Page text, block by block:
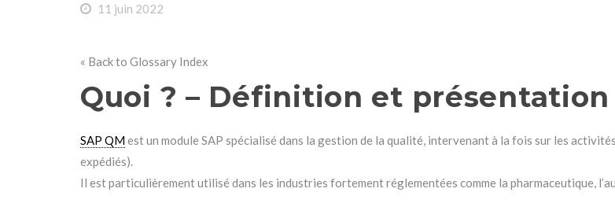
11 juin 2022
« Back to Glossary Index
Quoi ? – Définition et présentation
SAP QMest un module SAP spécialisé dans la gestion de la qualité, intervenant à la fois sur les
expédiés).
Il est particulièrement utilisé dans les industries fortement réglementées comme la pharmaceutique,